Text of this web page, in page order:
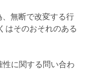
無断で改変する行
はそのおそれのある
に関する問い合わ